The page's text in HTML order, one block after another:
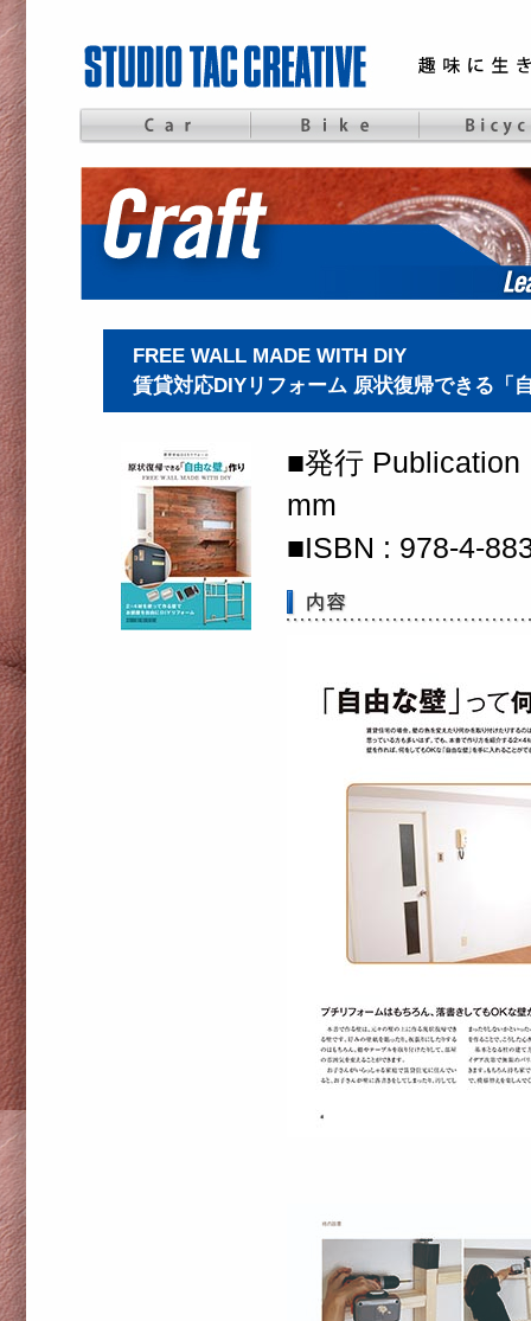
FREE WALL MADE WITH DIY
賃貸対応DIYリフォーム 原状復帰できる「
■発行
mm
■ISBN : 978-4-